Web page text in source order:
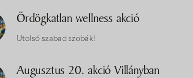
Ördögkatlan wellness akció
Utolsó szabad szobák!
Augusztus 20. akció Villányban